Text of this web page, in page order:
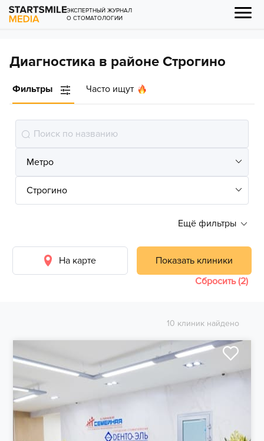
ЭКСПЕРТНЫЙ ЖУРНАЛ
О СТОМАТОЛОГИИ
Диагностика в районе Строгино
Фильтры Часто ищут
Ещё фильтры
На карте
Показать клиники
Сбросить (2)
10 клиник найдено